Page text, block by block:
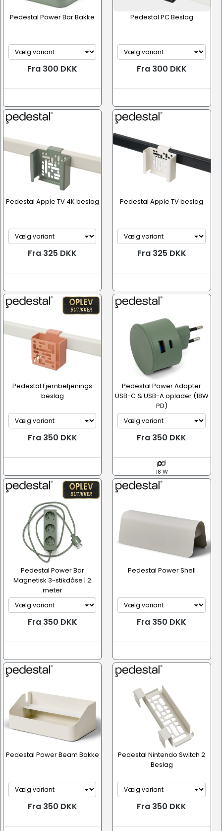
Pedestal Power Bar Bakke
Fra 300 DKK
Pedestal PC Beslag
Fra 300 DKK
Pedestal Apple TV 4K beslag
Fra 325 DKK
Pedestal Apple TV beslag
Fra 325 DKK
Pedestal Fjernbetjenings
beslag
Fra 350 DKK
Pedestal Power Adapter
USB-C & USB-A oplader (18W
PD)
Fra 350 DKK
18 W
Pedestal Power Bar
Magnetisk 3-stikdåse | 2
meter
Fra 350 DKK
Pedestal Power Shell
Fra 350 DKK
Pedestal Power Beam Bakke
Fra 350 DKK
Pedestal Nintendo Switch 2
Beslag
Fra 350 DKK